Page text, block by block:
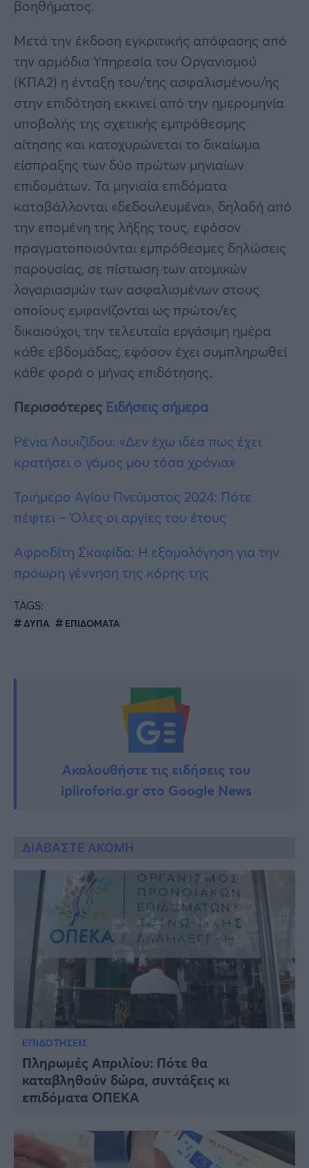
βοηθήματος.
Μετά την έκδοση εγκριτικής απόφασης από
την αρμόδια Υπηρεσία του Οργανισμού
(ΚΠΑ2) η ένταξη του/της ασφαλισμένου/ης
στην επιδότηση εκκινεί από την ημερομηνία
υποβολής της σχετικής εμπρόθεσμης
αίτησης και κατοχυρώνεται το δικαίωμα
είσπραξης των δύο πρώτων μηνιαίων
επιδομάτων. Τα μηνιαία επιδόματα
καταβάλλονται «δεδουλευμένα», δηλαδή από
την επομένη της λήξης τους, εφόσον
πραγματοποιούνται εμπρόθεσμες δηλώσεις
παρουσίας, σε πίστωση των ατομικών
λογαριασμών των ασφαλισμένων στους
οποίους εμφανίζονται ως πρώτοι/ες
δικαιούχοι, την τελευταία εργάσιμη ημέρα
κάθε εβδομάδας, εφόσον έχει συμπληρωθεί
κάθε φορά ο μήνας επιδότησης.
Περισσότερες Ειδήσεις σήμερα
Ρένια Λουιζίδου: «Δεν έχω ιδέα πως έχει
κρατήσει ο γάμος μου τόσα χρόνια»
Τριήμερο Αγίου Πνεύματος 2024: Πότε
πέφτει – Όλες οι αργίες του έτους
Αφροδίτη Σκαφίδα: Η εξομολόγηση για την
πρόωρη γέννηση της κόρης της
TAGS:
ΔΥΠΑ ΕΠΙΔΟΜΑΤΑ
Ακολουθήστε τις ειδήσεις του
ipliroforia.gr στο Google News
ΔΙΑΒΑΣΤΕ ΑΚΟΜΗ
ΕΠΙΔΟΤΗΣΕΙΣ
Πληρωμές Απριλίου: Πότε θα
καταβληθούν δώρα, συντάξεις κι
επιδόματα ΟΠΕΚΑ